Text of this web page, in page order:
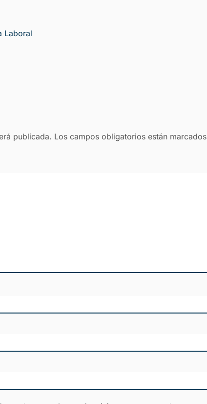
Laboral
publicada. Los campos obligatorios están marcados